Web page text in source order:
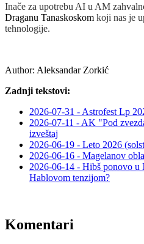
Inače za upotrebu AI u AM
Draganu Tanaskoskom koji nas je
tehnologije.
Author: Aleksandar Zorkić
Zadnji tekstovi:
2026-07-31 - Astrofest Lp
2026-07-11 - AK "Pod
izveštaj
2026-06-19 - Leto 2026
2026-06-16 - Magelanov
2026-06-14 - Hibš ponovo u
Hablovom tenzijom?
Komentari